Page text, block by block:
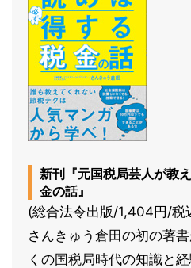
新刊『元国税局芸人が教
金の話』
(総合法令出版/1,404円/税
さんきゅう倉田の初の著
くの国税局時代の知識と